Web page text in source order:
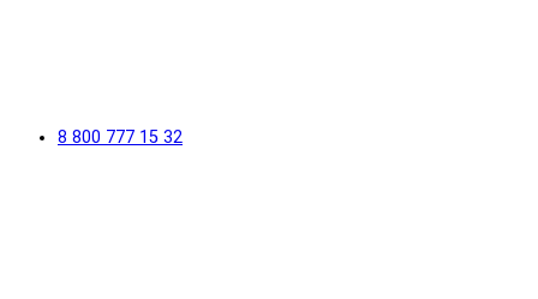
8 800 777 15 32